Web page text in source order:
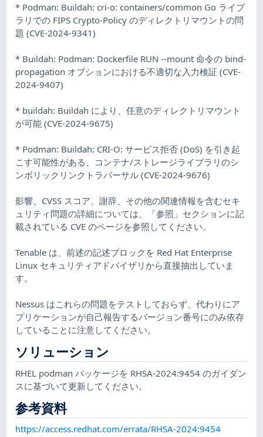
* Podman: Buildah: cri-o: containers/common Go ライブ
ラリでの FIPS Crypto-Policy のディレクトリマウントの問
題 (CVE-2024-9341)
* Buildah: Podman: Dockerfile RUN --mount 命令の bind-
propagation オプションにおける不適切な入力検証 (CVE-
2024-9407)
* buildah: Buildah により、任意のディレクトリマウント
が可能 (CVE-2024-9675)
* Podman: Buildah: CRI-O: サービス拒否 (DoS) を引き起
こす可能性がある、コンテナ/ストレージライブラリのシ
ンボリックリンクトラバーサル (CVE-2024-9676)
影響、CVSS スコア、謝辞、その他の関連情報を含むセキ
ュリティ問題の詳細については、「参照」セクションに記
載されている CVE のページを参照してください。
Tenable は、前述の記述ブロックを Red Hat Enterprise
Linux セキュリティアドバイザリから直接抽出していま
す。
Nessus はこれらの問題をテストしておらず、代わりにア
プリケーションが自己報告するバージョン番号にのみ依存
していることに注意してください。
ソリューション
RHEL podman パッケージを RHSA-2024:9454 のガイダン
スに基づいて更新してください。
参考資料
https://access.redhat.com/errata/RHSA-2024:9454